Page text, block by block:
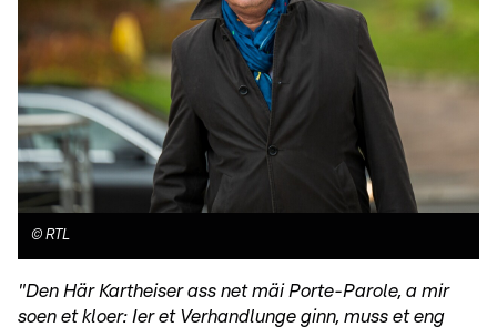
© RTL
"Den Här Kartheiser ass net mäi Porte-Parole, a mir
soen et kloer: Ier et Verhandlunge ginn, muss et eng